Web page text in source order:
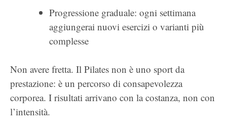
Progressione graduale: ogni settimana
aggiungerai nuovi esercizi o varianti più
complesse
Non avere fretta. Il Pilates non è uno sport da
prestazione: è un percorso di consapevolezza
corporea. I risultati arrivano con la costanza, non con
l’intensità.